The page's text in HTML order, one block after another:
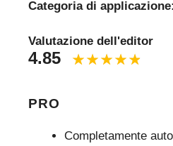
Categoria di applicazione:
Valutazione dell'editor
4.85
PRO
Completamente